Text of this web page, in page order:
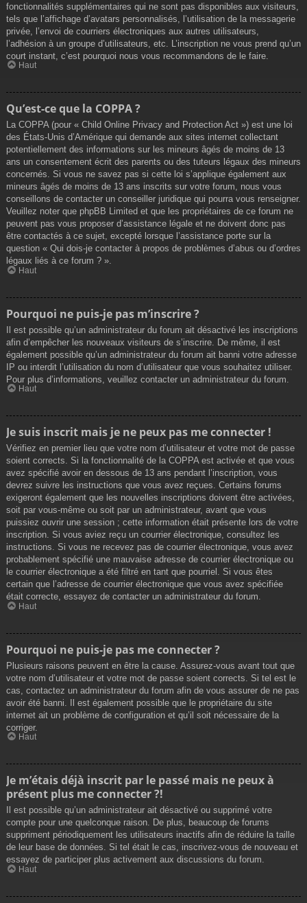
fonctionnalités supplémentaires qui ne sont pas disponibles aux visiteurs,
tels que l’affichage d’avatars personnalisés, l’utilisation de la messagerie
privée, l’envoi de courriers électroniques aux autres utilisateurs,
l’adhésion à un groupe d’utilisateurs, etc. L’inscription ne vous prend qu’un
court instant, c’est pourquoi nous vous recommandons de le faire.
Haut
Qu’est-ce que la COPPA ?
La COPPA (pour « Child Online Privacy and Protection Act ») est une loi
des États-Unis d’Amérique qui demande aux sites internet collectant
potentiellement des informations sur les mineurs âgés de moins de 13
ans un consentement écrit des parents ou des tuteurs légaux des mineurs
concernés. Si vous ne savez pas si cette loi s’applique également aux
mineurs âgés de moins de 13 ans inscrits sur votre forum, nous vous
conseillons de contacter un conseiller juridique qui pourra vous renseigner.
Veuillez noter que phpBB Limited et que les propriétaires de ce forum ne
peuvent pas vous proposer d’assistance légale et ne doivent donc pas
être contactés à ce sujet, excepté lorsque l’assistance porte sur la
question « Qui dois-je contacter à propos de problèmes d’abus ou d’ordres
légaux liés à ce forum ? ».
Haut
Pourquoi ne puis-je pas m’inscrire ?
Il est possible qu’un administrateur du forum ait désactivé les inscriptions
afin d’empêcher les nouveaux visiteurs de s’inscrire. De même, il est
également possible qu’un administrateur du forum ait banni votre adresse
IP ou interdit l’utilisation du nom d’utilisateur que vous souhaitez utiliser.
Pour plus d’informations, veuillez contacter un administrateur du forum.
Haut
Je suis inscrit mais je ne peux pas me connecter !
Vérifiez en premier lieu que votre nom d’utilisateur et votre mot de passe
soient corrects. Si la fonctionnalité de la COPPA est activée et que vous
avez spécifié avoir en dessous de 13 ans pendant l’inscription, vous
devrez suivre les instructions que vous avez reçues. Certains forums
exigeront également que les nouvelles inscriptions doivent être activées,
soit par vous-même ou soit par un administrateur, avant que vous
puissiez ouvrir une session ; cette information était présente lors de votre
inscription. Si vous aviez reçu un courrier électronique, consultez les
instructions. Si vous ne recevez pas de courrier électronique, vous avez
probablement spécifié une mauvaise adresse de courrier électronique ou
le courrier électronique a été filtré en tant que pourriel. Si vous êtes
certain que l’adresse de courrier électronique que vous avez spécifiée
était correcte, essayez de contacter un administrateur du forum.
Haut
Pourquoi ne puis-je pas me connecter ?
Plusieurs raisons peuvent en être la cause. Assurez-vous avant tout que
votre nom d’utilisateur et votre mot de passe soient corrects. Si tel est le
cas, contactez un administrateur du forum afin de vous assurer de ne pas
avoir été banni. Il est également possible que le propriétaire du site
internet ait un problème de configuration et qu’il soit nécessaire de la
corriger.
Haut
Je m’étais déjà inscrit par le passé mais ne peux à
présent plus me connecter ?!
Il est possible qu’un administrateur ait désactivé ou supprimé votre
compte pour une quelconque raison. De plus, beaucoup de forums
suppriment périodiquement les utilisateurs inactifs afin de réduire la taille
de leur base de données. Si tel était le cas, inscrivez-vous de nouveau et
essayez de participer plus activement aux discussions du forum.
Haut